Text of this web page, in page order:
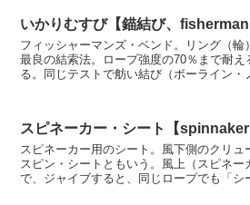
いかりむすび【錨結び、
フィッシャーマンズ・ベンド。リング（
最良の結索法。ロープ強度の70％まで耐
る。同じテストで舫い結び（ボーライン・
スピネーカー・シート【spinnaker
スピネーカー用のシート。風下側のクリュ
スピン・シートともいう。風上（スピネー
で、ジャイブすると、同じロープでも「